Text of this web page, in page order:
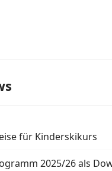
für Kinderskikurs
2025/26 als